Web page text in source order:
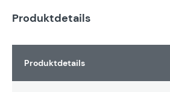
Produktdetails
Produktdetails